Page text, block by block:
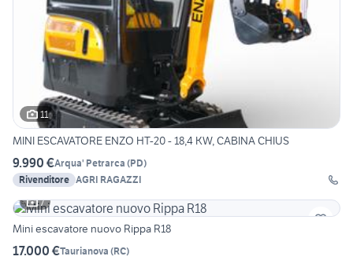
11
MINI ESCAVATORE ENZO HT-20 - 18,4 KW, CABINA CHIUS
9.990 €Arqua' Petrarca (PD)
Rivenditore AGRI RAGAZZI
7
Mini escavatore nuovo Rippa R18
17.000 €Taurianova (RC)